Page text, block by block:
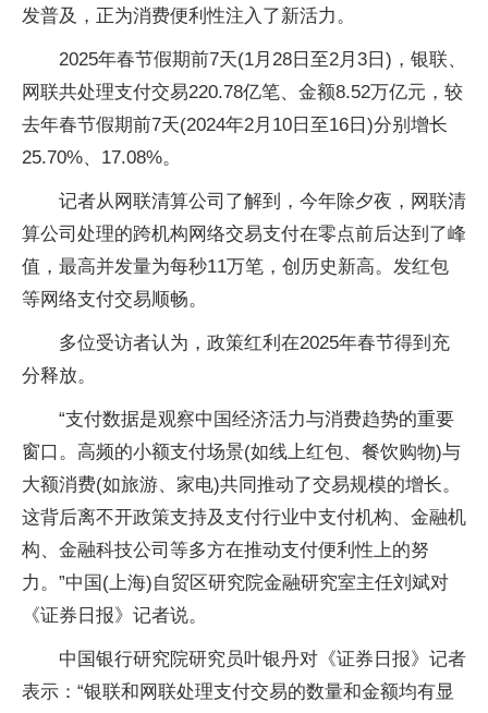
发普及，正为消费便利性注入了新活力。
2025年春节假期前7天(1月28日至2月3日)，银联、
网联共处理支付交易220.78亿笔、金额8.52万亿元，较
去年春节假期前7天(2024年2月10日至16日)分别增长
25.70%、17.08%。
记者从网联清算公司了解到，今年除夕夜，网联清
算公司处理的跨机构网络交易支付在零点前后达到了峰
值，最高并发量为每秒11万笔，创历史新高。发红包
等网络支付交易顺畅。
多位受访者认为，政策红利在2025年春节得到充
分释放。
“支付数据是观察中国经济活力与消费趋势的重要
窗口。高频的小额支付场景(如线上红包、餐饮购物)与
大额消费(如旅游、家电)共同推动了交易规模的增长。
这背后离不开政策支持及支付行业中支付机构、金融机
构、金融科技公司等多方在推动支付便利性上的努
力。”中国(上海)自贸区研究院金融研究室主任刘斌对
《证券日报》记者说。
中国银行研究院研究员叶银丹对《证券日报》记者
表示：“银联和网联处理支付交易的数量和金额均有显